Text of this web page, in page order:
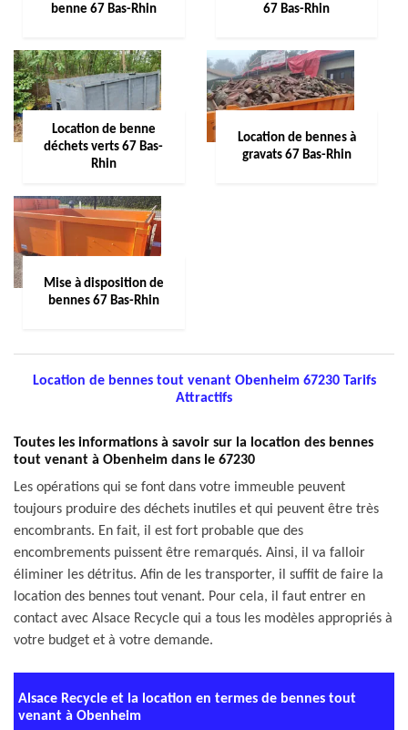
benne 67 Bas-Rhin
67 Bas-Rhin
Location de benne
déchets verts 67 Bas-
Rhin
Location de bennes à
gravats 67 Bas-Rhin
Mise à disposition de
bennes 67 Bas-Rhin
Location de bennes tout venant Obenheim 67230 Tarifs
Attractifs
Toutes les informations à savoir sur la location des bennes
tout venant à Obenheim dans le 67230
Les opérations qui se font dans votre immeuble peuvent
toujours produire des déchets inutiles et qui peuvent être très
encombrants. En fait, il est fort probable que des
encombrements puissent être remarqués. Ainsi, il va falloir
éliminer les détritus. Afin de les transporter, il suffit de faire la
location des bennes tout venant. Pour cela, il faut entrer en
contact avec Alsace Recycle qui a tous les modèles appropriés à
votre budget et à votre demande.
Alsace Recycle et la location en termes de bennes tout
venant à Obenheim